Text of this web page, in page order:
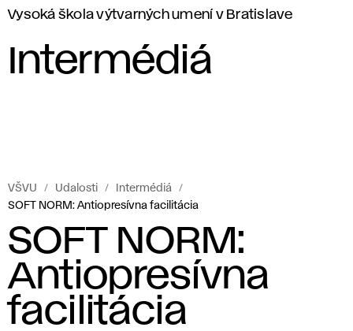
Vysoká škola výtvarných umení v Bratislave
Intermédiá
VŠVU Udalosti
Intermédiá
SOFT NORM: Antiopresívna facilitácia
SOFT NORM:
Antiopresívna
facilitácia